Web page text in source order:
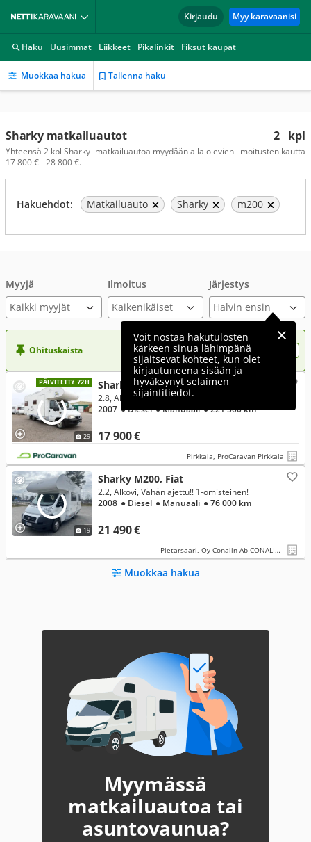
Kirjaudu Myy karavaanisi
Haku Uusimmat Liikkeet Pikalinkit Fiksut kaupat
Muokkaa hakua Tallenna haku
2 kpl
Sharky matkailuautot
Yhteensä 2 kpl Sharky -matkailuautoa myydään alla olevien ilmoitusten kautta
17 800 € - 28 800 €.
Hakuehdot: Matkailuauto Sharky m200
Myyjä
Kaikki myyjät
Ilmoitus Järjestys
Voit nostaa hakutulosten
kärkeen sinua lähimpänä
sijaitsevat kohteet, kun olet
kirjautuneena sisään ja
hyväksynyt selaimen
sijaintitiedot.
Ohituskaista Nosta ilmoituksesi tähän?
PÄIVITETTY 72H
29
Sharky M200, Fiat
17 900 €
2.8, Alkovi, Fiat 2.8 130 hv | Pyörätuolihissi
2007 ● Diesel● Manuaali● 221 500 km
Pirkkala, ProCaravan Pirkkala
19
Sharky M200, Fiat
21 490 €
2.2, Alkovi, Vähän ajettu!! 1-omisteinen!
2008 ● Diesel ● Manuaali ● 76 000 km
Pietarsaari, Oy Conalin Ab CONALIN CARS
Muokkaa hakua
Myymässä
matkailuautoa tai
asuntovaunua?